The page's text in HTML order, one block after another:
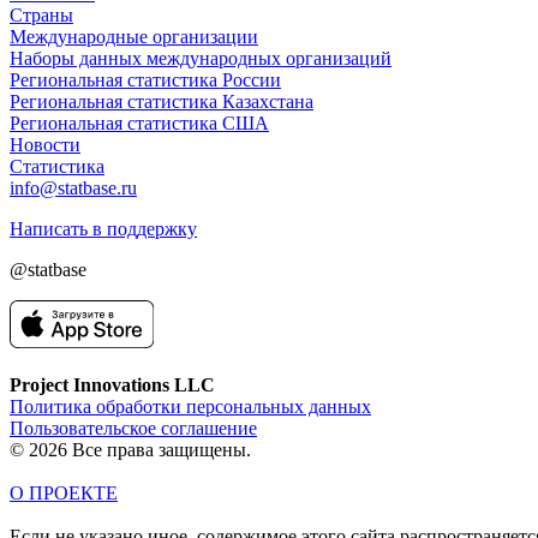
Страны
Международные организации
Наборы данных международных организаций
Региональная статистика России
Региональная статистика Казахстана
Региональная статистика США
Новости
Статистика
info@statbase.ru
Написать в поддержку
@statbase
Project Innovations LLC
Политика обработки персональных данных
Пользовательское соглашение
© 2026 Все права защищены.
О ПРОЕКТЕ